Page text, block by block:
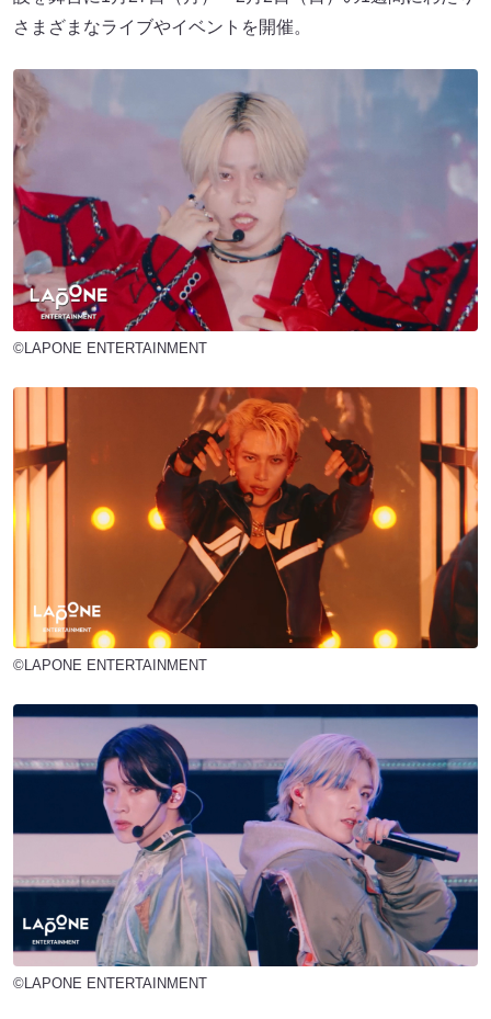
さまざまなライブやイベントを開催。
©LAPONE ENTERTAINMENT
©LAPONE ENTERTAINMENT
©LAPONE ENTERTAINMENT